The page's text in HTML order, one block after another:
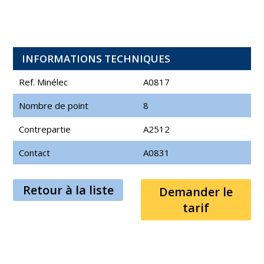
INFORMATIONS TECHNIQUES
Ref. Minélec
A0817
Nombre de point
8
Contrepartie
A2512
Contact
A0831
Retour à la liste
Demander le
tarif